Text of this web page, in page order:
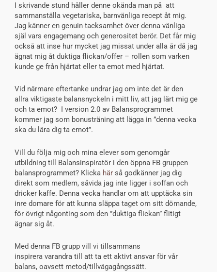
I skrivande stund håller denne okända man på att
sammanställa vegetariska, barnvänliga recept åt mig.
Jag känner en genuin tacksamhet över denna vänliga
själ vars engagemang och generositet berör. Det får mig
också att inse hur mycket jag missat under alla år då jag
ägnat mig åt duktiga flickan/offer – rollen som varken
kunde ge från hjärtat eller ta emot med hjärtat.
Vid närmare eftertanke undrar jag om inte det är den
allra viktigaste balansnyckeln i mitt liv, att jag lärt mig ge
och ta emot? I version 2.0 av Balansprogrammet
kommer jag som bonusträning att lägga in ”denna vecka
ska du lära dig ta emot”.
Vill du följa mig och mina elever som genomgår
utbildning till Balansinspiratör i den öppna FB gruppen
balansprogrammet? Klicka här så godkänner jag dig
direkt som medlem, såvida jag inte ligger i soffan och
dricker kaffe. Denna vecka handlar om att upptäcka sin
inre domare för att kunna släppa taget om sitt dömande,
för övrigt någonting som den ”duktiga flickan” flitigt
ägnar sig åt.
Med denna FB grupp vill vi tillsammans
inspirera varandra till att ta ett aktivt ansvar för vår
balans, oavsett metod/tillvägagångssätt.